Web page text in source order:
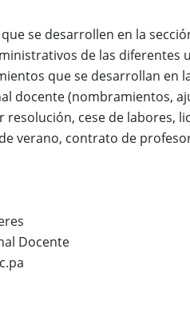
se desarrollen en la
de las diferentes
que se desarrollan en
docente (nombramientos,
cese de labores,
verano, contrato de
Docente